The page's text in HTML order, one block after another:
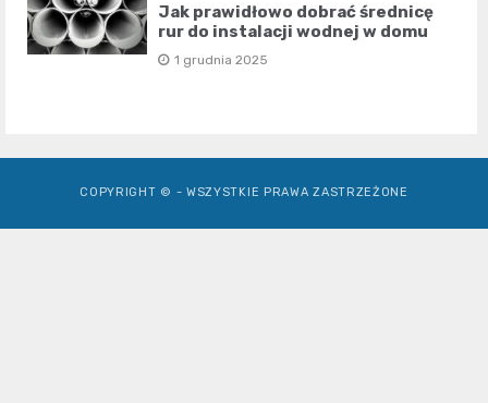
Jak prawidłowo dobrać średnicę
rur do instalacji wodnej w domu
1 grudnia 2025
COPYRIGHT © - WSZYSTKIE PRAWA ZASTRZEŻONE